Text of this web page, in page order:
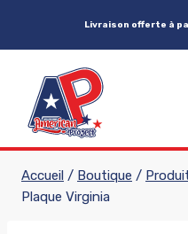
Livraison offerte à
Accueil / Boutique /
Plaque Virginia